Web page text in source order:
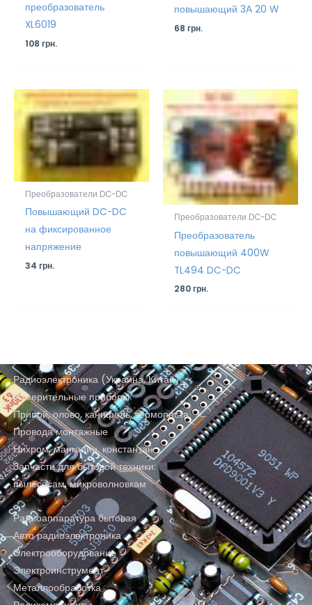
преобразователь
XL6019
108грн.
повышающий 3А 20 W
68грн.
Преобразователи DC-DC
Повышающий DC-DC
на фиксированное
напряжение
34грн.
Преобразователи DC-DC
Преобразователь
повышающий 400W
TL494 DC-DC
280грн.
Радиоэлектроника (Украина, Китай)
Измерительные приборы
Припой, олово, канифоль, термопаста
Провода монтажные
Нихром, манганин, константан
Запчасти для бытовой техники:
пылесосам, микроволновкам
Радиоаппаратура бытовая
Авто радиоэлектроника
Электрооборудование
Электроинструмент
Металлообработка